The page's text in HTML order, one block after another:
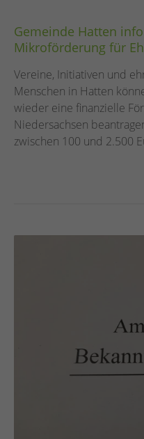
Gemeinde Hatten
Mikroförderung für
Vereine, Initiativen und
Menschen in Hatten
wieder eine finanzielle
Niedersachsen
zwischen 100 und 2.500
dafür weitere 800.000